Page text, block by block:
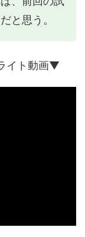
と思う。
イト動画▼